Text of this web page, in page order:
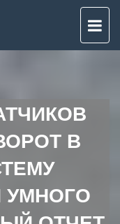
В
УМНОГО